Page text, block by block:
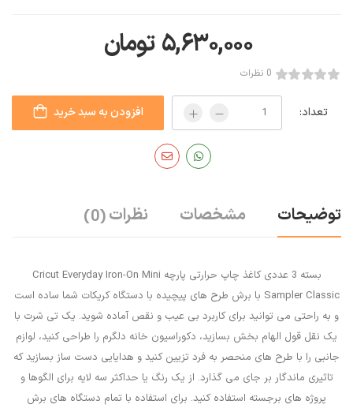
۵,۶۳۰,۰۰۰ تومان
0 نظرات
تعداد: افزودن به سبد خرید
توضیحات مشخصات نظرات(0)
بسته 3 عددی کاغذ چاپ حرارتی پارچه Cricut Everyday Iron-On Mini
Sampler Classic با برش طرح های پیچیده با دستگاه کریکات شما ساده است
و به راحتی می توانید برای کاربرد بی عیب و نقص آماده شوید. یک تی شرت با
یک نقل قول الهام بخش بسازید، دکوراسیون خانه دلگرم را طراحی کنید، لوازم
جانبی را با طرح های منحصر به فرد تزیین کنید و هدایایی دست ساز بسازید که
تاثیری ماندگار بر جای می گذارد. از یک رنگ یا حداکثر سه لایه برای الگوها و
پروژه های برجسته استفاده کنید. برای استفاده با تمام دستگاه های برش